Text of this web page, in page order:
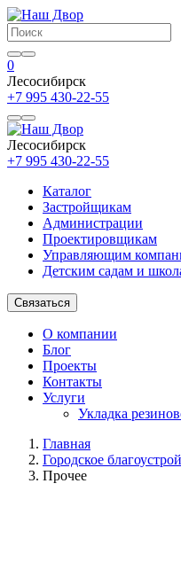
0
Лесосибирск
+7 995 430-22-55
Лесосибирск
+7 995 430-22-55
Каталог
Застройщикам
Администрации
Проектировщикам
Управляющим
Детским садам и
Связаться
О компании
Блог
Проекты
Контакты
Услуги
Укладка
Главная
Городское
Прочее